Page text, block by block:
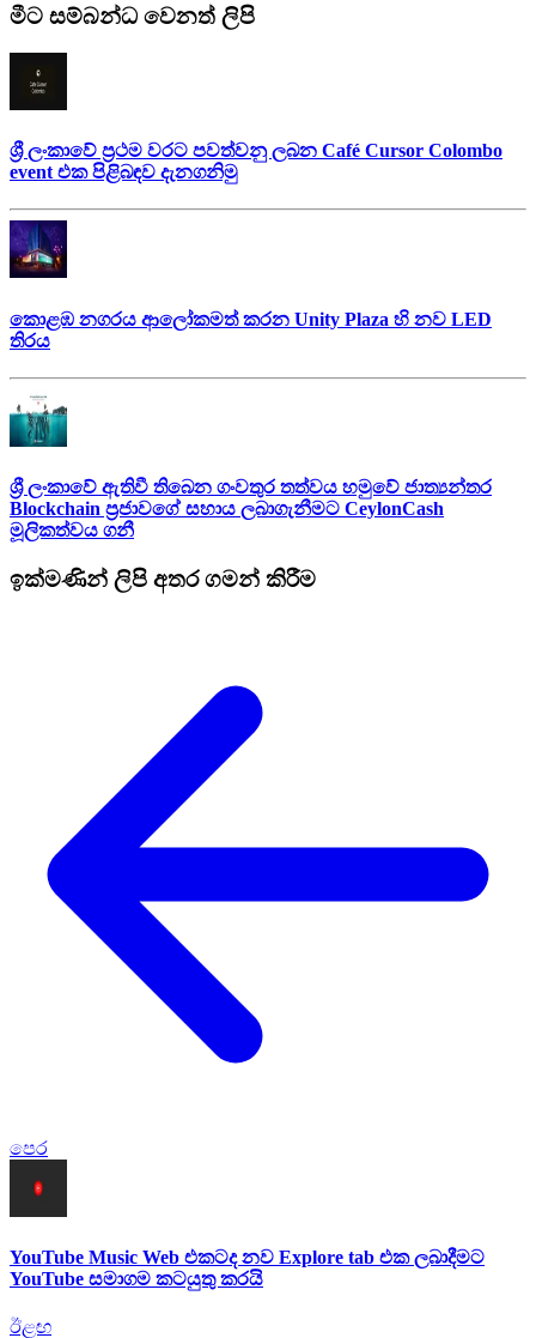
මීට සම්බන්ධ වෙනත් ලිපි
ශ්‍රී ලංකාවේ ප්‍රථම වරට පවත්වනු ලබන Café Cursor Colombo
event එක පිළිබඳව දැනගනිමු
කොළඹ නගරය ආලෝකමත් කරන Unity Plaza හි නව LED
තිරය
ශ්‍රී ලංකාවේ ඇතිවී තිබෙන ගංවතුර තත්වය හමුවේ ජාත්‍යන්තර
Blockchain ප්‍රජාවගේ සහාය ලබාගැනීමට CeylonCash
මූලිකත්වය ග​නී
ඉක්මණින් ලිපි අතර ගමන් කිරීම
පෙර
YouTube Music Web එකටද නව Explore tab එක ලබාදීමට
YouTube සමාගම කටයුතු කරයි
ඊළඟ